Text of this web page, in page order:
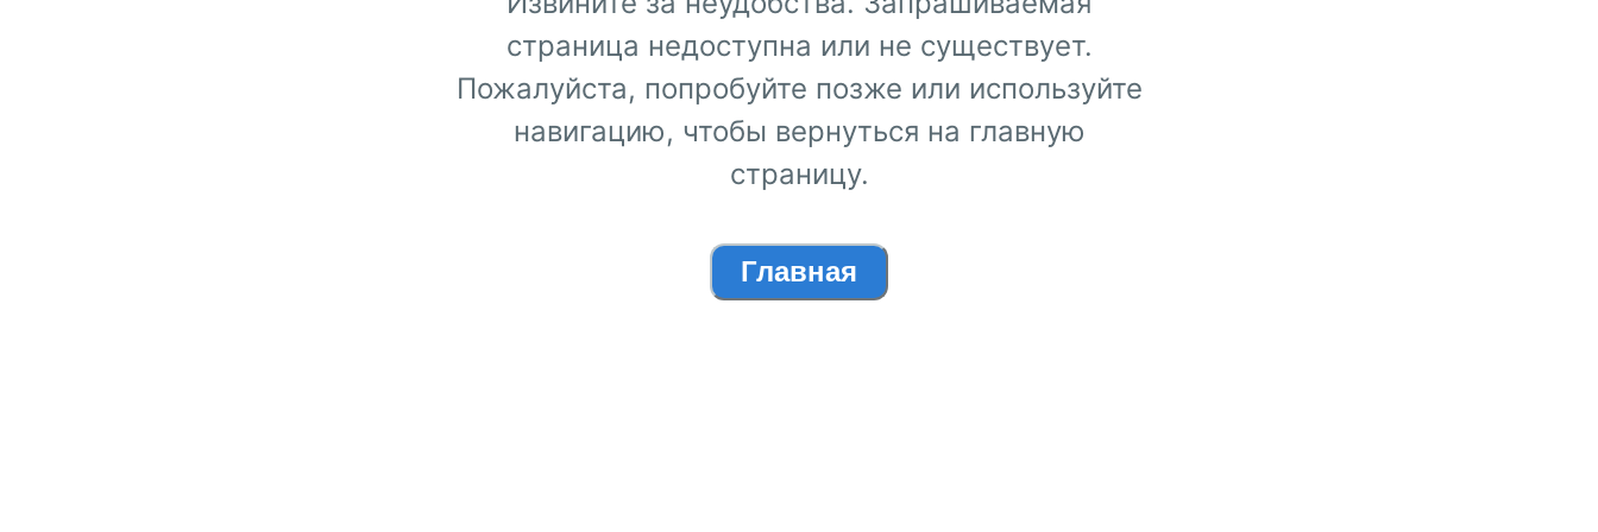
страница недоступна или не существует.
Пожалуйста, попробуйте позже или используйте
навигацию, чтобы вернуться на главную
страницу.
Главная